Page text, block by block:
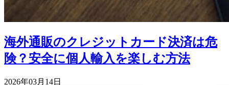
海外通販のクレジットカード決済は危
険？安全に個人輸入を楽しむ方法
2026年03月14日